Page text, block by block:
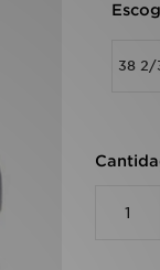
38 2/